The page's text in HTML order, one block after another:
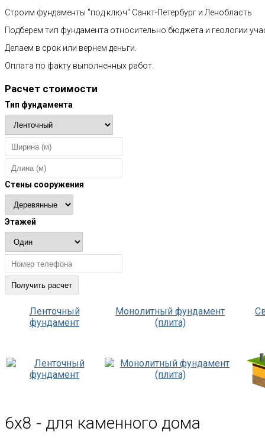
Строим фундаменты "под ключ" Санкт-Петербург и Ленобласть
Подберем тип фундамента относительно бюджета и геологии
Делаем в срок или вернем деньги.
Оплата по факту выполненных работ.
Расчет стоимости
Тип фундамента
Стены сооружения
Этажей
Ленточный
фундамент
Монолитный фундамент
(плита)
6х8 - для каменного дома